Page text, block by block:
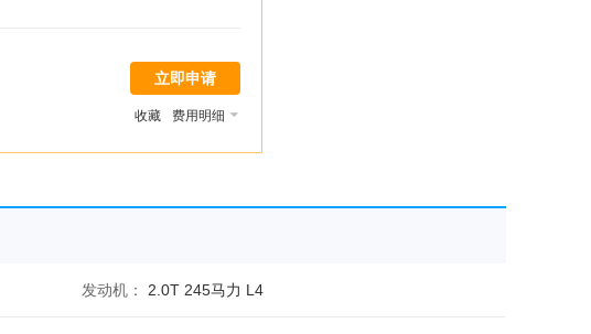
立即申请
收藏 费用明细
发动机： 2.0T 245马力 L4